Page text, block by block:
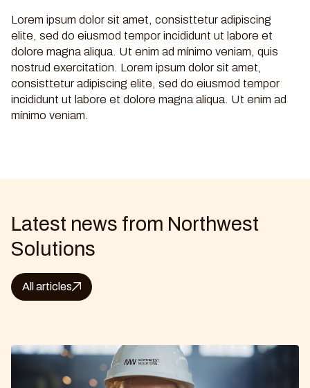
Lorem ipsum dolor sit amet, consisttetur adipiscing
elite, sed do eiusmod tempor incididunt ut labore et
dolore magna aliqua. Ut enim ad mínimo veniam, quis
nostrud exercitation. Lorem ipsum dolor sit amet,
consisttetur adipiscing elite, sed do eiusmod tempor
incididunt ut labore et dolore magna aliqua. Ut enim ad
mínimo veniam.
Latest news from Northwest
Solutions
All articles